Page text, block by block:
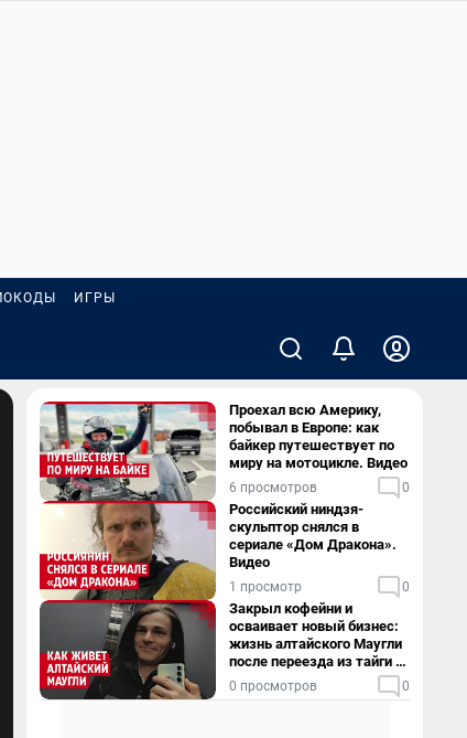
ИГРЫ
Проехал всю Америку,
побывал в Европе: как
байкер путешествует по
миру на мотоцикле. Видео
6 просмотров 0
Российский ниндзя-
скульптор снялся в
сериале «Дом Дракона».
Видео
1 просмотр 0
Закрыл кофейни и
осваивает новый бизнес:
жизнь алтайского Маугли
после переезда из тайги в
столицу
0 просмотров 0